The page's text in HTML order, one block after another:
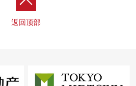
返回顶部